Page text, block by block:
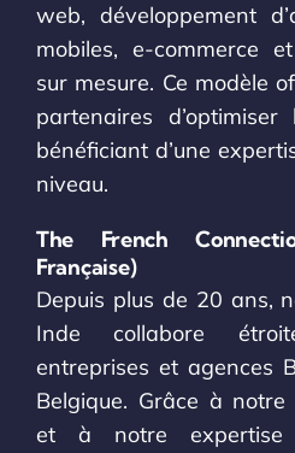
web, développement
mobiles, e-commerce
sur mesure. Ce modèle
partenaires
bénéficiant d’une
niveau.
The French
Française)
Depuis plus de 20 ans,
Inde collabore
entreprises et agences
Belgique. Grâce à
et à notre expertise